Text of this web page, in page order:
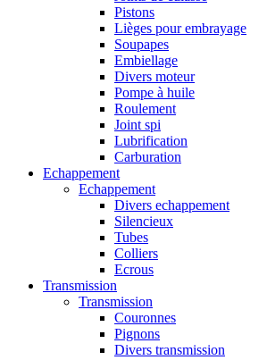
Pistons
Lièges pour embrayage
Soupapes
Embiellage
Divers moteur
Pompe à huile
Roulement
Joint spi
Lubrification
Carburation
Echappement
Echappement
Divers echappement
Silencieux
Tubes
Colliers
Ecrous
Transmission
Transmission
Couronnes
Pignons
Divers transmission